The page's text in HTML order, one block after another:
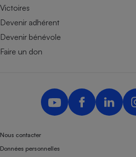
Victoires
Devenir adhérent
Devenir bénévole
Faire un don
Nous contacter
Données personnelles